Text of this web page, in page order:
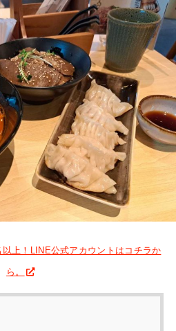
上！LINE公式アカウントはコチラか
ら。